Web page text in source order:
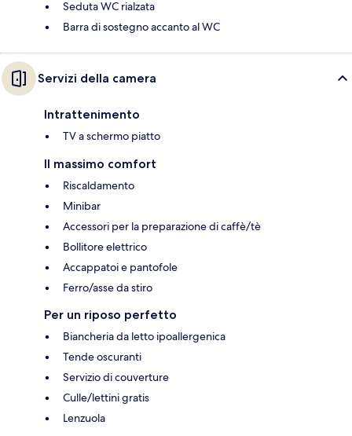
Seduta WC rialzata
Barra di sostegno accanto al WC
Servizi della camera
Intrattenimento
TV a schermo piatto
Il massimo comfort
Riscaldamento
Minibar
Accessori per la preparazione di caffè/tè
Bollitore elettrico
Accappatoi e pantofole
Ferro/asse da stiro
Per un riposo perfetto
Biancheria da letto ipoallergenica
Tende oscuranti
Servizio di couverture
Culle/lettini gratis
Lenzuola